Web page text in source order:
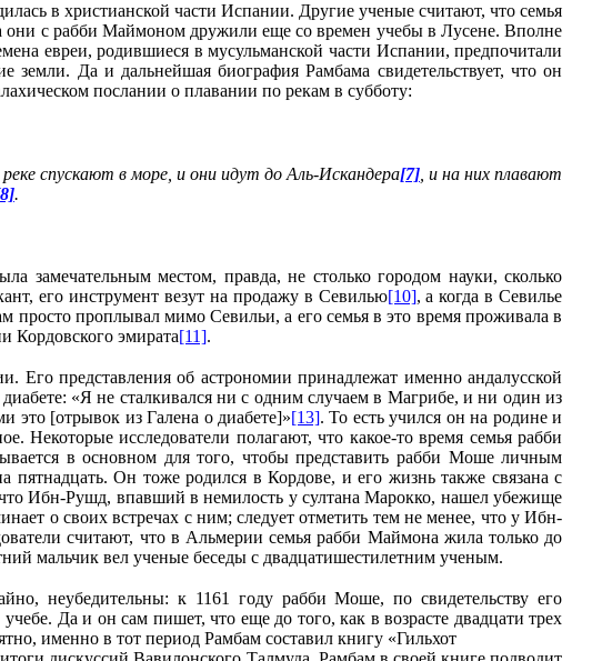
в христианской части Испании. Другие ученые считают, что семья
с рабби Маймоном дружили еще со времен учебы в Лусене. Вполне
евреи, родившиеся в мусульманской части Испании, предпочитали
земли. Да и дальнейшая биография Рамбама свидетельствует, что он
послании о плавании по рекам в субботу:
спускают в море, и они идут до Аль-Искандера[7], и на них плавают
.
замечательным мес­том, правда, не столько городом науки, сколько
его инструмент везут на продажу в Севилью[10], а когда в Севилье
просто проплывал мимо Севильи, а его семья в это время проживала в
Кордовского эмирата[11].
представления об астрономии принадлежат именно андалусской
«Я не сталкивался ни с одним случаем в Магрибе, и ни один из
это [отрывок из Галена о диабете]»[13]. То есть учился он на родине и
Некоторые исследователи полагают, что какое-то время семья рабби
в основном для того, чтобы представить рабби Моше личным
Он тоже родился в Кордове, и его жизнь также связана с
Ибн-Рушд, впавший в немилость у султана Марокко, нашел убежище
о своих встречах с ним; следует отметить тем не менее, что у Ибн-
считают, что в Альмерии семья рабби Маймона жила только до
мальчик вел ученые беседы с двадцатишестилетним ученым.
неубедительны: к 1161 году рабби Моше, по свидетельству его
Да и он сам пишет, что еще до того, как в возрасте двадцати трех
именно в тот период Рамбам составил книгу «Гильхот